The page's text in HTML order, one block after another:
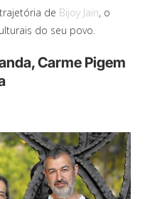
de Bijoy Jain, o
do seu povo.
Carme Pigem